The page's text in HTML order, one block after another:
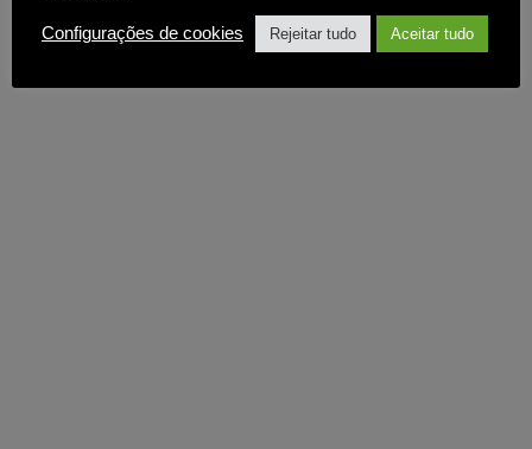
Configurações de cookies Rejeitar tudo Aceitar tudo